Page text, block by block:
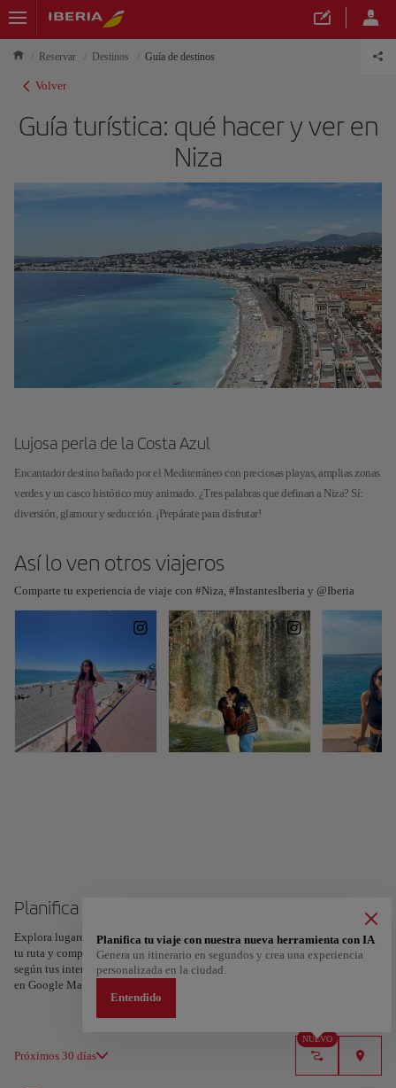
Reservar Destinos Guía de destinos
Volver
Guía turística: qué hacer y ver en
Niza
Lujosa perla de la Costa Azul
Encantador destino bañado por el Mediterráneo con preciosas playas, amplias zonas
verdes y un casco histórico muy animado. ¿Tres palabras que definan a Niza? Sí:
diversión, glamour y seducción. ¡Prepárate para disfrutar!
Así lo ven otros viajeros
Comparte tu experiencia de viaje con #Niza, #InstantesIberia y @Iberia
Planifica tu viaje a Niza
Explora lugares, experiencias y marca con el corazón tus favoritos para crear
tu ruta y compartirla. ¿Quieres más ideas? Obtén un itinerario personalizado
según tus intereses y la duración de tu viaje: en sólo dos pasos y descargable
en Google Maps.
Próximos 30 días
NUEVO
Planifica tu viaje con nuestra nueva herramienta con IA
Genera un itinerario en segundos y crea una experiencia
personalizada en la ciudad.
Entendido